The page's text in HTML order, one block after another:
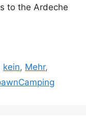
to the Ardeche
kein, Mehr,